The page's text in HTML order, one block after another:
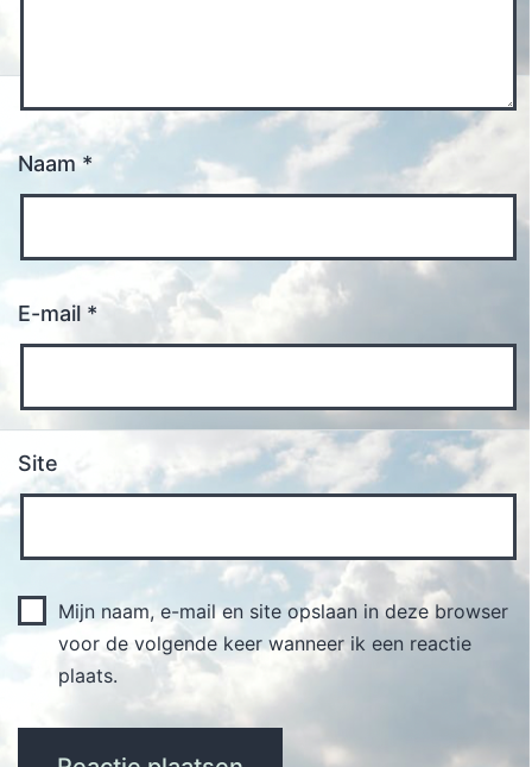
Naam *
E-mail *
Site
Mijn naam, e-mail en site opslaan in deze browser
voor de volgende keer wanneer ik een reactie
plaats.